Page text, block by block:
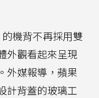
機背不再採用雙
外觀看起來呈現
外媒報導，蘋果
計背蓋的玻璃工